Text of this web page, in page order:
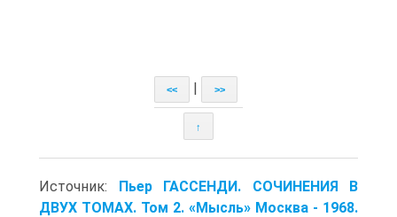
<< >>
↑
Источник: Пьер ГАССЕНДИ. СОЧИНЕНИЯ В
ДВУХ ТОМАХ. Том 2. «Мысль» Москва - 1968.